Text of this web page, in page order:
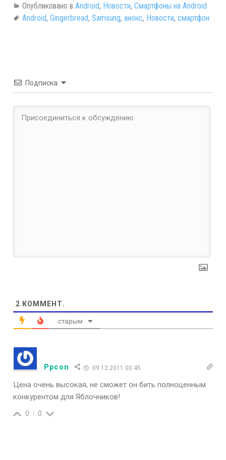
Опубликовано в Android, Новости, Смартфоны на Android
Android, Gingerbread, Samsung, анонс, Новости, смартфон
Подписка
2 КОММЕНТ.
старым
Ppcon 09.12.2011 00:45
Цена очень высокая, не сможет он бить полноценным
конкурентом для Яблочников!
0 0